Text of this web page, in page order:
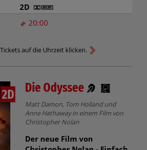
20:00
2D
auf die Uhrzeit klicken.
2D Die Odyssee
Matt Damon, Tom Holland und
Anne Hathaway in einem Film von
Christopher Nolan
Der neue Film von